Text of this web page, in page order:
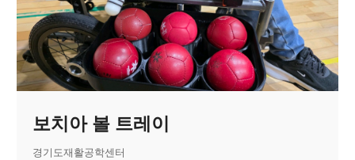
보치아 볼 트레이
경기도재활공학센터